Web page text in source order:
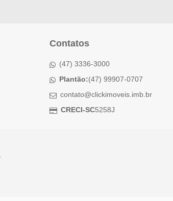
Contatos
(47) 3336-3000
Plantão:(47) 99907-0707
contato@clickimoveis.imb.br
CRECI-SC5258J
.